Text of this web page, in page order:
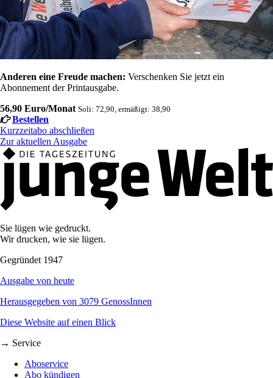
Anderen eine Freude machen: Verschenken Sie jetzt ein
Abonnement der Printausgabe.
56,90 Euro/Monat Soli: 72,90, ermäßigt: 38,90
Bestellen
Kurzzeitabo abschließen
Zur aktuellen Ausgabe
Sie lügen wie gedruckt.
Wir drucken, wie sie lügen.
Gegründet 1947
Ausgabe von heute
Herausgegeben von 3079 GenossInnen
Diese Website auf einen Blick
→ Service
Aboservice
Abo kündigen